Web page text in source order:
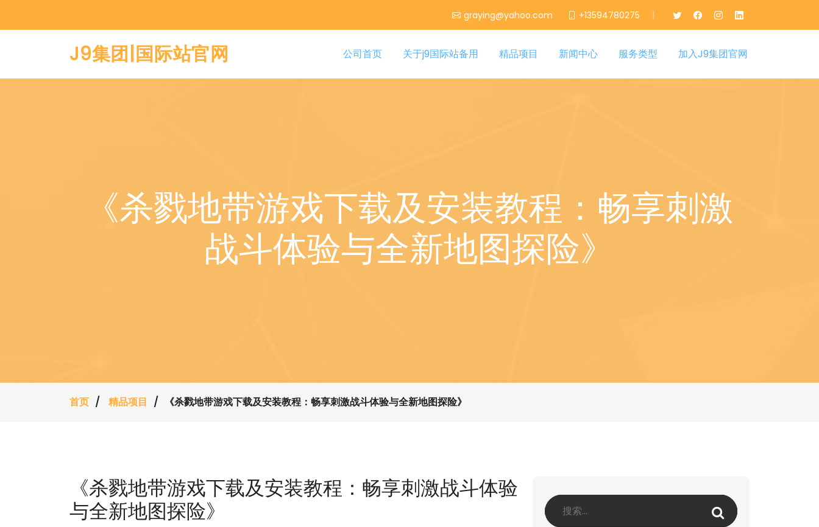
graying@yahoo.com +13594780275 |
J9集团|国际站官网 公司首页 关于j9国际站备用 精品项目 新闻中心 服务类型 加入J9集团官网
《杀戮地带游戏下载及安装教程：畅享刺激
战斗体验与全新地图探险》
首页 精品项目 《杀戮地带游戏下载及安装教程：畅享刺激战斗体验与全新地图探险》
《杀戮地带游戏下载及安装教程：畅享刺激战斗体验
与全新地图探险》